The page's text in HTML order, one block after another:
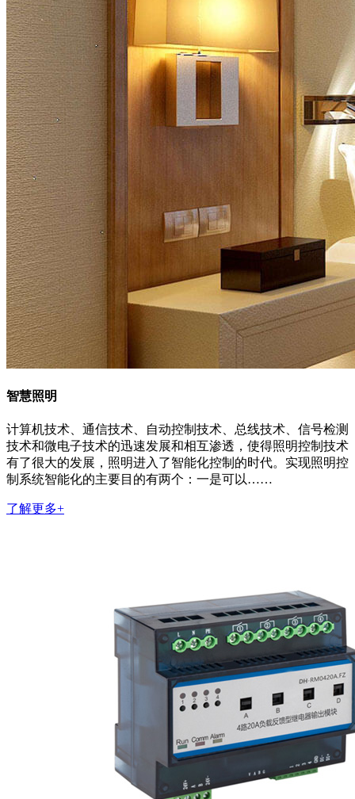
智慧照明
计算机技术、通信技术、自动控制技术、总线技术、信号检测
技术和微电子技术的迅速发展和相互渗透，使得照明控制技术
有了很大的发展，照明进入了智能化控制的时代。实现照明控
制系统智能化的主要目的有两个：一是可以……
了解更多+